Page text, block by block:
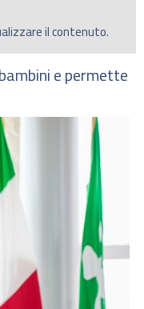
il contenuto.
e permette